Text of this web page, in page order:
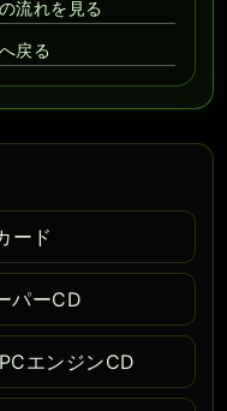
流れを見る
戻る
ード
パーCD
エンジンCD